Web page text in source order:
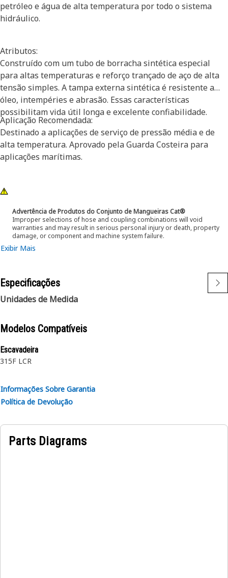
petróleo e água de alta temperatura por todo o sistema
hidráulico.
Atributos:
Construído com um tubo de borracha sintética especial
para altas temperaturas e reforço trançado de aço de alta
tensão simples. A tampa externa sintética é resistente a
óleo, intempéries e abrasão. Essas características
possibilitam vida útil longa e excelente confiabilidade.
Aplicação Recomendada:
Destinado a aplicações de serviço de pressão média e de
alta temperatura. Aprovado pela Guarda Costeira para
aplicações marítimas.
Advertência de Produtos do Conjunto de Mangueiras Cat®
Improper selections of hose and coupling combinations will void
warranties and may result in serious personal injury or death, property
damage, or component and machine system failure.
Exibir Mais
Especificações
Unidades de Medida
Modelos Compatíveis
Escavadeira
315F LCR
Informações Sobre Garantia
Política de Devolução
Parts Diagrams